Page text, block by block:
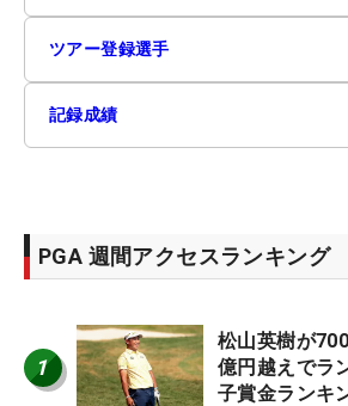
ツアー登録選手
記録成績
PGA 週間アクセスランキング
1
松山英樹が
億円越えでラ
子賞金ランキ